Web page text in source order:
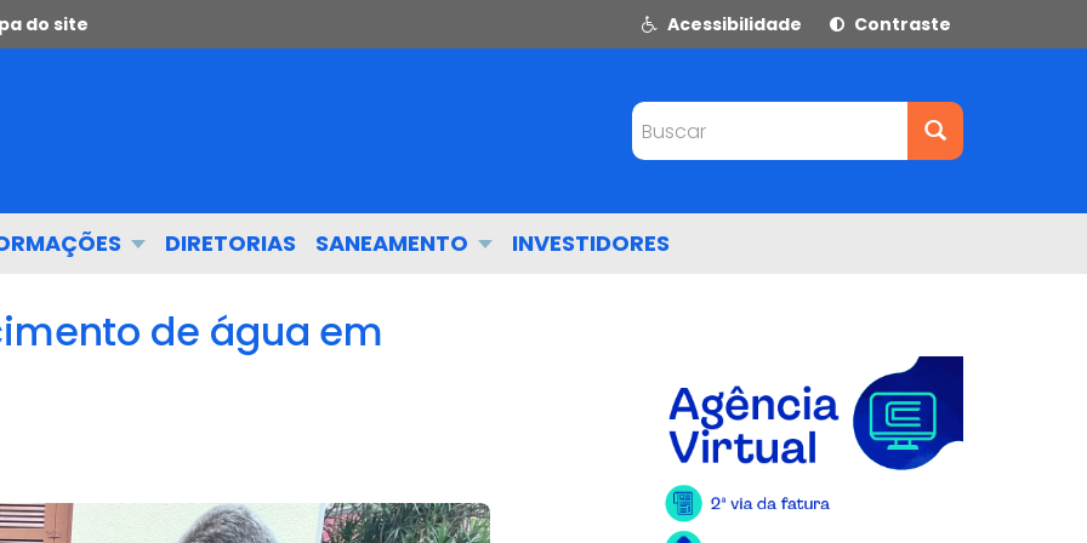
do site Acessibilidade Contraste
Buscar
DIRETORIAS SANEAMENTO INVESTIDORES
de água em